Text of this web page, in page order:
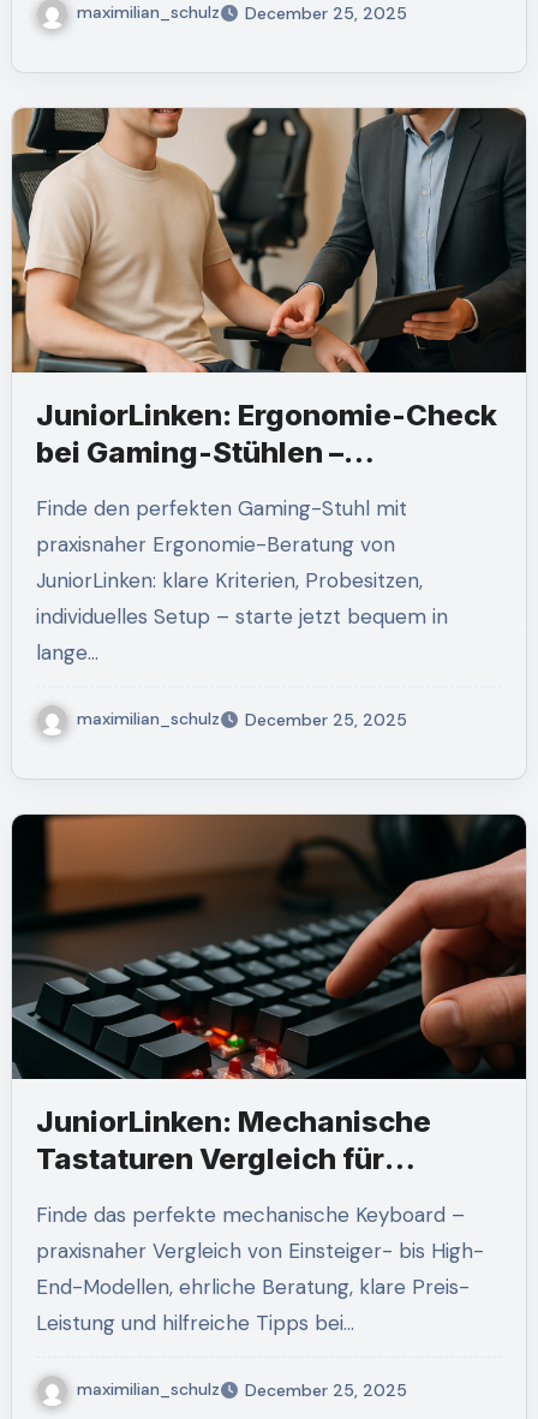
maximilian_schulz December 25, 2025
JuniorLinken: Ergonomie-Check
bei Gaming-Stühlen –
Finde den perfekten Gaming-Stuhl mit
praxisnaher Ergonomie-Beratung von
JuniorLinken: klare Kriterien, Probesitzen,
individuelles Setup – starte jetzt bequem in
lange…
maximilian_schulz December 25, 2025
JuniorLinken: Mechanische
Tastaturen Vergleich für
Finde das perfekte mechanische Keyboard –
praxisnaher Vergleich von Einsteiger- bis High-
End-Modellen, ehrliche Beratung, klare Preis-
Leistung und hilfreiche Tipps bei…
maximilian_schulz December 25, 2025